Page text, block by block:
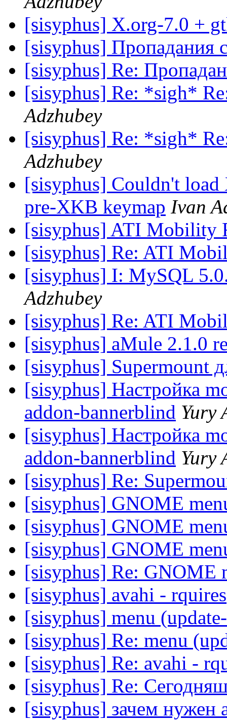
[sisyphus] X.org-7.0 +
[sisyphus] Пропадания
[sisyphus] Re:
[sisyphus] Re: *sigh*
Adzhubey
[sisyphus] Re: *sigh*
Adzhubey
[sisyphus] Couldn't
pre-XKB keymap Ivan
[sisyphus] ATI Mobility
[sisyphus] Re: ATI
[sisyphus] I: MySQL
Adzhubey
[sisyphus] Re: ATI
[sisyphus] aMule 2.1.0
[sisyphus] Supermount
[sisyphus] Настройка
addon-bannerblind Yury
[sisyphus] Настройка
addon-bannerblind Yury
[sisyphus] Re:
[sisyphus] GNOME
[sisyphus] GNOME
[sisyphus] GNOME
[sisyphus] Re: GNOME
[sisyphus] avahi - rquires
[sisyphus] menu
[sisyphus] Re: menu
[sisyphus] Re: avahi -
[sisyphus] Re:
[sisyphus] зачем нужен